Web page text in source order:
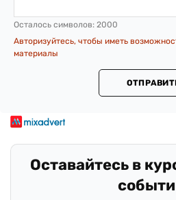
Осталось символов: 2000
Авторизуйтесь, чтобы иметь
материалы
Оставайтесь в